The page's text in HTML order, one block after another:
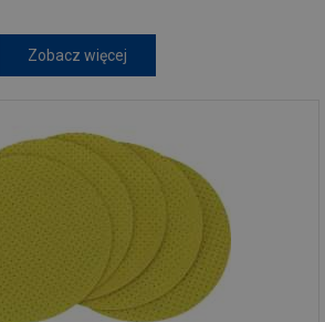
Zobacz więcej